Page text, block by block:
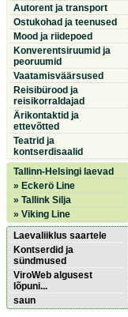
Autorent ja transport
Ostukohad ja teenused
Mood ja riidepoed
Konverentsiruumid ja
peoruumid
Vaatamisväärsused
Reisibürood ja
reisikorraldajad
Ärikontaktid ja
ettevõtted
Teatrid ja
kontserdisaalid
Tallinn-Helsingi laevad
» Eckerö Line
» Tallink Silja
» Viking Line
Laevaliiklus saartele
Kontserdid ja
sündmused
ViroWeb algusest
lõpuni...
saun